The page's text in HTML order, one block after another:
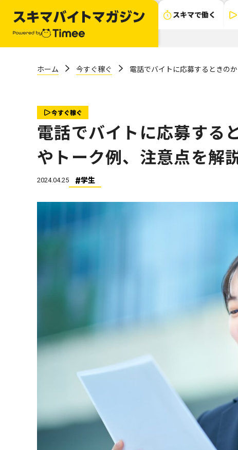
スキマで働く
ホーム 今すぐ稼ぐ 電話でバイトに応募するときの
今すぐ稼ぐ
電話でバイトに応募する
やトーク例、注意点を解
2024.04.25 学生